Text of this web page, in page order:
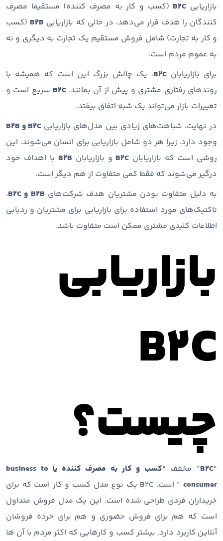
بازاریابی B2C (کسب و کار به مصرف کننده) مستقیما مصرف
کنندگان را هدف قرار می‌دهد، در حالی که بازاریابی B2B (کسب
و کار به تجارت) شامل فروش مستقیم یک تجارت به دیگری و نه
به عموم مردم است.
برای بازاریابان B2C، یک چالش بزرگ این است که همیشه با
روندهای رفتاری مشتری و پیش از آن بمانند.B2C سریع است و
تغییرات بازار می‌تواند یک شبه اتفاق بیفتد.
در نهایت، شباهت‌های زیادی بین مدل‌های بازاریابی B2C و B2B
وجود دارد، زیرا هر دو شامل بازاریابی برای انسان می‌شوند. این
روشی است که بازاریابان B2C و بازاریابان B2B با اهداف خود
درگیر می‌شوند که فقط کمی متفاوت از هم دیگر است.
به دلیل متفاوت بودن مشتریان هدف شرکت‌های B2B و B2C
،
تاکتیک‌های مورد استفاده برای بازاریابی برای مشتریان و ردیابی
اطلاعات کلیدی مشتری ممکن است متفاوت باشد.
بازاریابی
B2C
چیست؟
“
B2C” مخفف “
کسب و کار به مصرف کننده یا business to
consumer
” است. B2C یک نوع مدل کسب و کار است که برای
خریداران فردی طراحی شده است. این یک مدل فروش متداول
است که هم برای فروش حضوری و هم برای خرده فروشان
آنلاین کاربرد دارد. بیشتر کسب و کار‌هایی که اکثر مردم با آن ها